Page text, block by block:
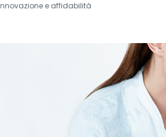
e affidabilità